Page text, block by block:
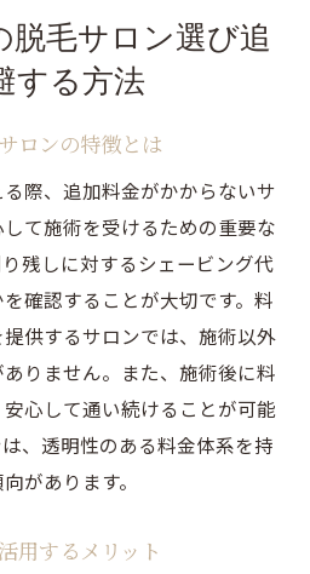
気の脱毛サロンの紹介
県関市の脱毛選びの秘訣
残しを最小限にする方法
り残しを防ぐ理由
いサロンの選び方
理とプロの脱毛の違い
クを最小限にするための準
残しを防ぐ脱毛術
仕組みを知っておこう
位とその対策
ためのプラン選び
脱毛サロン選び追
する方法
ロンの特徴とは
際、追加料金がかからないサ
て施術を受けるための重要な
残しに対するシェービング代
確認することが大切です。料
供するサロンでは、施術以外
りません。また、施術後に料
心して通い続けることが可能
、透明性のある料金体系を持
があります。
用するメリット